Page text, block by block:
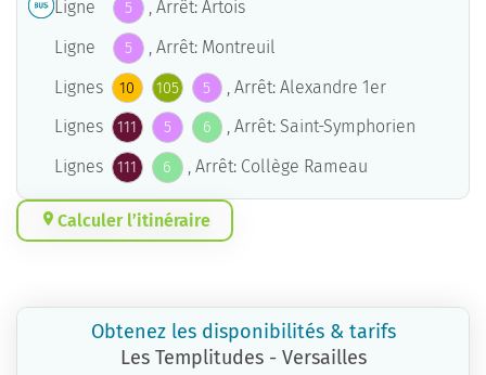
Ligne 5
, Arrêt: Artois
Ligne
5
, Arrêt: Montreuil
Lignes
10 105 5
, Arrêt: Alexandre 1er
Lignes
111 5 6
, Arrêt: Saint-Symphorien
Lignes
111 6 , Arrêt: Collège Rameau
Calculer l’itinéraire
Obtenez les disponibilités & tarifs
Les Templitudes - Versailles